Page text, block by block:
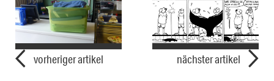
vorheriger artikel nächster artikel